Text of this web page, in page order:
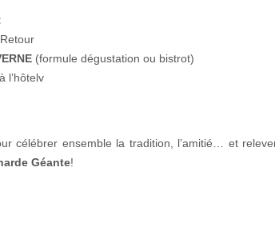
(formule dégustation ou bistrot)
l’hôtelv
célébrer ensemble la tradition, l’amitié… et
Géante!